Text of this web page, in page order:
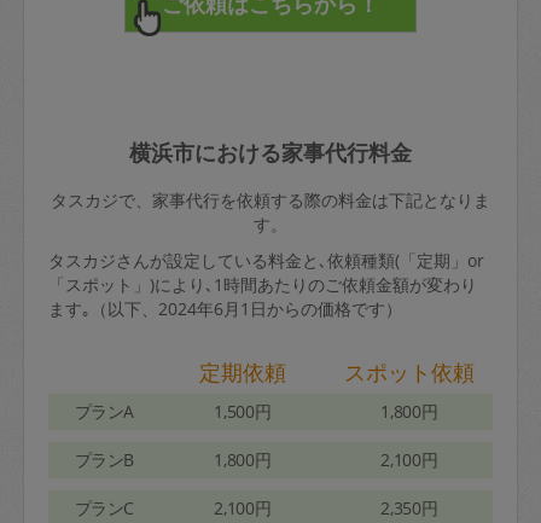
横浜市における家事代行料金
タスカジで、家事代行を依頼する際の料金は下記となりま
す。
タスカジさんが設定している料金と､依頼種類(「定期」or
「スポット」)により､1時間あたりのご依頼金額が変わり
ます｡（以下、2024年6月1日からの価格です）
定期依頼 スポット依頼
プランA 1,500円 1,800円
プランB 1,800円 2,100円
プランC 2,100円 2,350円